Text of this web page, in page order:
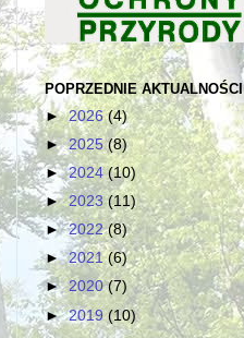
POPRZEDNIE AKTUALNOŚCI
►2026(4)
►2025(8)
►2024(10)
►2023(11)
►2022(8)
►2021(6)
►2020(7)
►2019(10)